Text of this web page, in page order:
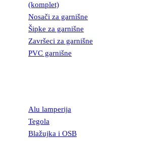
(komplet)
Nosači za garnišne
Šipke za garnišne
Završeci za garnišne
PVC garnišne
Alu lamperija
Tegola
Blažujka i OSB